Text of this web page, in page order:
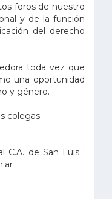
foros de nuestro
y de la función
del derecho
toda vez que
una oportunidad
y género.
colegas.
C.A. de San Luis :